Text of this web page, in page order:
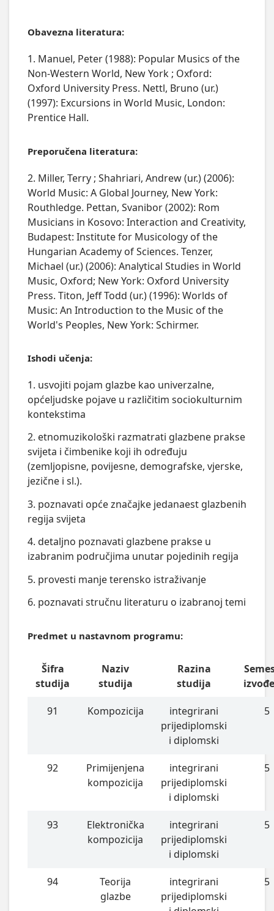
Obavezna literatura:
1. Manuel, Peter (1988): Popular Musics of the
Non-Western World, New York ; Oxford:
Oxford University Press. Nettl, Bruno (ur.)
(1997): Excursions in World Music, London:
Prentice Hall.
Preporučena literatura:
2. Miller, Terry ; Shahriari, Andrew (ur.) (2006):
World Music: A Global Journey, New York:
Routhledge. Pettan, Svanibor (2002): Rom
Musicians in Kosovo: Interaction and Creativity,
Budapest: Institute for Musicology of the
Hungarian Academy of Sciences. Tenzer,
Michael (ur.) (2006): Analytical Studies in World
Music, Oxford; New York: Oxford University
Press. Titon, Jeff Todd (ur.) (1996): Worlds of
Music: An Introduction to the Music of the
World's Peoples, New York: Schirmer.
Ishodi učenja:
1. usvojiti pojam glazbe kao univerzalne,
općeljudske pojave u različitim sociokulturnim
kontekstima
2. etnomuzikološki razmatrati glazbene prakse
svijeta i čimbenike koji ih određuju
(zemljopisne, povijesne, demografske, vjerske,
jezične i sl.).
3. poznavati opće značajke jedanaest glazbenih
regija svijeta
4. detaljno poznavati glazbene prakse u
izabranim područjima unutar pojedinih regija
5. provesti manje terensko istraživanje
6. poznavati stručnu literaturu o izabranoj temi
Predmet u nastavnom programu:
Šifra
studija
Naziv
studija
Razina
studija
91 Kompozicija
integrirani
prijediplomski
i diplomski
5
92
Primijenjena
kompozicija
integrirani
prijediplomski
i diplomski
5
93
Elektronička
kompozicija
integrirani
prijediplomski
i diplomski
5
94
Teorija
glazbe
integrirani
prijediplomski
5